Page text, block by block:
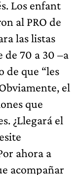
Los enfant
al PRO de
las listas
de 70 a 30 –a
de que “les
el
que
¿Llegará el
ahora a
acompañar